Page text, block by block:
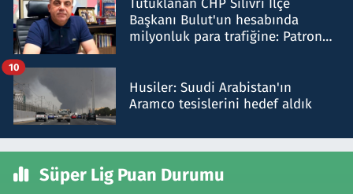
Tutuklanan CHP Silivri İlçe
Başkanı Bulut'un hesabında
milyonluk para trafiğine: Patron
Husiler: Suudi Arabistan'ın
Aramco tesislerini hedef aldık
10
Süper Lig Puan Durumu